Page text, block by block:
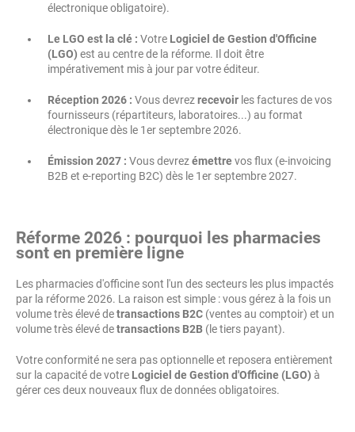
électronique obligatoire).
Le LGO est la clé : Votre Logiciel de Gestion d'Officine
(LGO) est au centre de la réforme. Il doit être
impérativement mis à jour par votre éditeur.
Réception 2026 : Vous devrezrecevoir les factures de vos
fournisseurs (répartiteurs, laboratoires...) au format
électronique dès le 1er septembre 2026.
Émission 2027 : Vous devrezémettrevos flux (e-invoicing
B2B et e-reporting B2C) dès le 1er septembre 2027.
Réforme 2026 : pourquoi les pharmacies
sont en première ligne
Les pharmacies d'officine sont l'un des secteurs les plus impactés
par la réforme 2026. La raison est simple : vous gérez à la fois un
volume très élevé detransactions B2C (ventes au comptoir) et un
volume très élevé detransactions B2B (le tiers payant).
Votre conformité ne sera pas optionnelle et reposera entièrement
sur la capacité de votre Logiciel de Gestion d'Officine (LGO) à
gérer ces deux nouveaux flux de données obligatoires.